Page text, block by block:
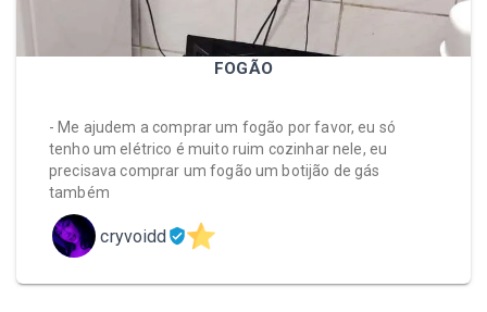
FOGÃO
- Me ajudem a comprar um fogão por favor, eu só
tenho um elétrico é muito ruim cozinhar nele, eu
precisava comprar um fogão um botijão de gás
também
cryvoidd